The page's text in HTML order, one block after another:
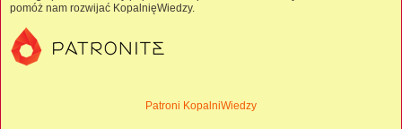
pomóż nam rozwijać KopalnięWiedzy.
Patroni KopalniWiedzy